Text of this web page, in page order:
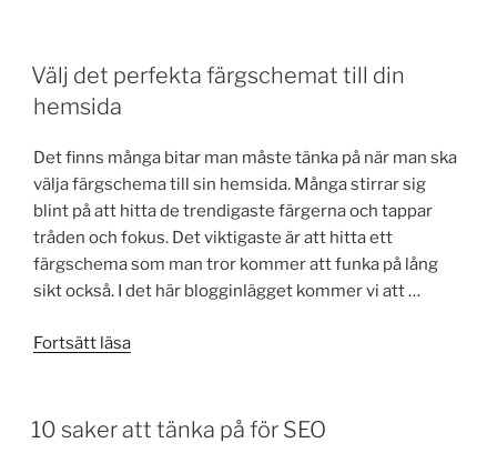
viktigare
tror”
Välj det perfekta färgschemat till din
hemsida
Det finns många bitar man måste tänka på när man ska
välja färgschema till sin hemsida. Många stirrar sig
blint på att hitta de trendigaste färgerna och tappar
tråden och fokus. Det viktigaste är att hitta ett
färgschema som man tror kommer att funka på lång
sikt också. I det här blogginlägget kommer vi att …
Fortsätt läsa”Välj
färgschemat
10 saker att tänka på för SEO